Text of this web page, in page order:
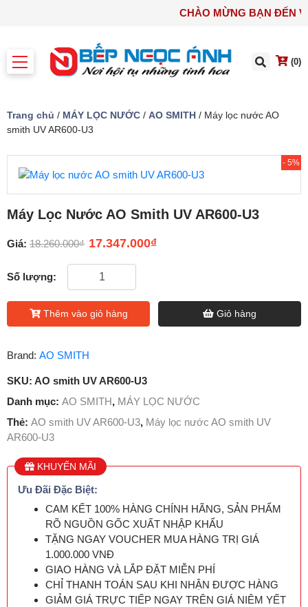
CHÀO MỪNG BẠN
(0)
Trang chủ / MÁY LỌC NƯỚC / AO SMITH / Máy lọc nước AO
smith UV AR600-U3
- 5%
Máy Lọc Nước AO Smith UV AR600-U3
Giá: 18.260.000₫ 17.347.000₫
Số lượng:
Thêm vào giỏ hàng Giỏ hàng
Brand: AO SMITH
SKU: AO smith UV AR600-U3
Danh mục: AO SMITH , MÁY LỌC NƯỚC
Thẻ: AO smith UV AR600-U3, Máy lọc nước AO smith UV
AR600-U3
KHUYẾN MÃI
Ưu Đãi Đặc Biệt:
CAM KẾT 100% HÀNG CHÍNH HÃNG, SẢN PHẨM
RÕ NGUỒN GỐC XUẤT NHẬP KHẨU
TẶNG NGAY VOUCHER MUA HÀNG TRỊ GIÁ
1.000.000 VNĐ
GIAO HÀNG VÀ LẮP ĐẶT MIỄN PHÍ
CHỈ THANH TOÁN SAU KHI NHẬN ĐƯỢC HÀNG
GIẢM GIÁ TRỰC TIẾP NGAY TRÊN GIÁ NIÊM YẾT